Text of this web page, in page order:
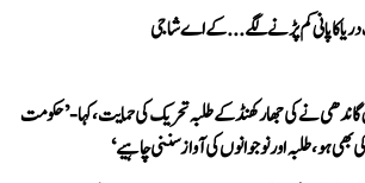
کا پانی کم پڑنے لگے...کے اے شاجی
نے کی جھارکھنڈ کے طلبہ تحریک کی حمایت، کہا- ’حکومت
بھی ہو، طلبہ اور نوجوانوں کی آواز سننی چاہیے‘